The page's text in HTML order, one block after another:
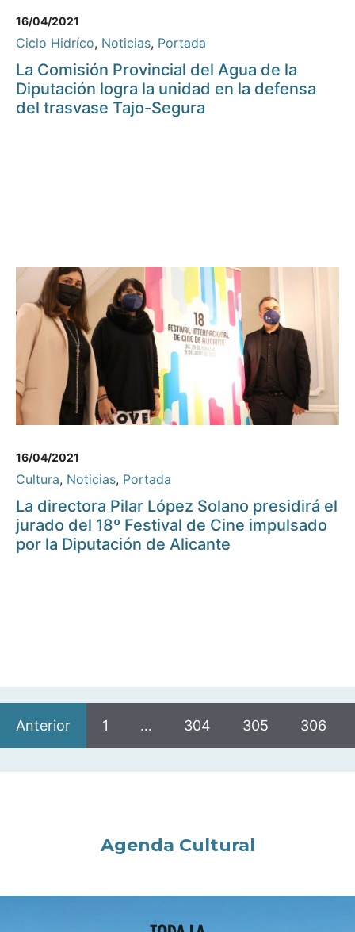
16/04/2021
Ciclo Hidríco, Noticias, Portada
La Comisión Provincial del Agua de la
Diputación logra la unidad en la defensa
del trasvase Tajo-Segura
16/04/2021
Cultura, Noticias, Portada
La directora Pilar López Solano presidirá el
jurado del 18º Festival de Cine impulsado
por la Diputación de Alicante
Anterior 1 … 304 305 306
Agenda Cultural